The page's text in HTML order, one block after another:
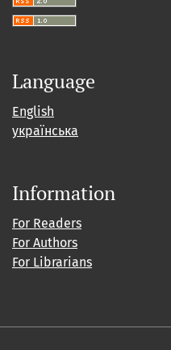
Language
English
українська
Information
For Readers
For Authors
For Librarians